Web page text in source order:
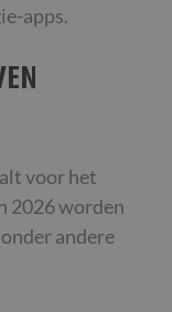
apps.
voor het
2026 worden
andere